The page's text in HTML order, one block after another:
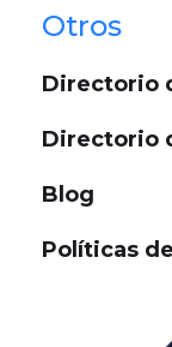
Otros
Directorio
Directorio
Blog
Políticas